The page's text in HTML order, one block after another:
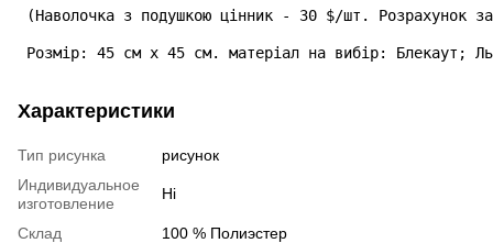
(Наволочка з подушкою цінник - 30 $/шт. Розрахунок
Розмір: 45 см х 45 см. матеріал на вибір: Блекаут;
Характеристики
Тип рисунка
рисунок
Индивидуальное
изготовление
Ні
Склад
100 % Полиэстер